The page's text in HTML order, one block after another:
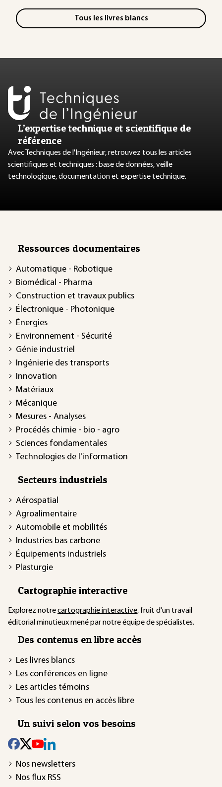
Tous les livres blancs
L’expertise technique et scientifique de
référence
Avec Techniques de l'Ingénieur, retrouvez tous les articles
scientifiques et techniques : base de données, veille
technologique, documentation et expertise technique.
Ressources documentaires
Automatique - Robotique
Biomédical - Pharma
Construction et travaux publics
Électronique - Photonique
Énergies
Environnement - Sécurité
Génie industriel
Ingénierie des transports
Innovation
Matériaux
Mécanique
Mesures - Analyses
Procédés chimie - bio - agro
Sciences fondamentales
Technologies de l'information
Secteurs industriels
Aérospatial
Agroalimentaire
Automobile et mobilités
Industries bas carbone
Équipements industriels
Plasturgie
Cartographie interactive
Explorez notrecartographie interactive, fruit d'un travail
éditorial minutieux mené par notre équipe de spécialistes.
Des contenus en libre accès
Les livres blancs
Les conférences en ligne
Les articles témoins
Tous les contenus en accès libre
Un suivi selon vos besoins
Nos newsletters
Nos flux RSS